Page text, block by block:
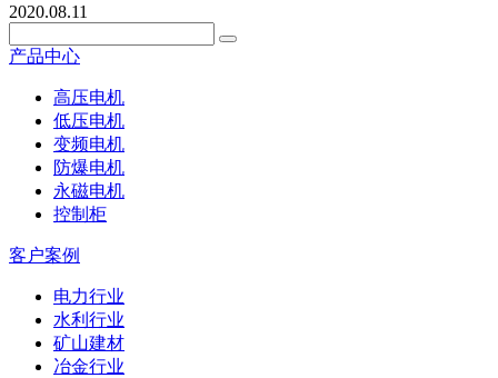
2020.08.11
产品中心
高压电机
低压电机
变频电机
防爆电机
永磁电机
控制柜
客户案例
电力行业
水利行业
矿山建材
冶金行业